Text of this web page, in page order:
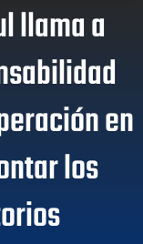
llama a
en
los